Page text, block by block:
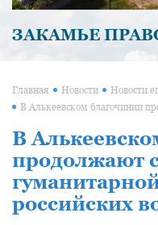
ЗАКАМЬЕ
Главная Новости Новости
В
продолжают
российских